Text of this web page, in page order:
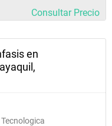
Consultar Precio
en